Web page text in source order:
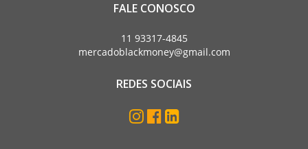
FALE CONOSCO
11 93317-4845
mercadoblackmoney@gmail.com
REDES SOCIAIS